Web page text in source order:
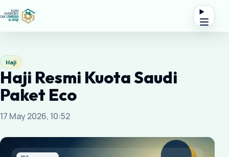
Haji
Haji Resmi Kuota Saudi
Paket Eco
17 May 2026, 10:52